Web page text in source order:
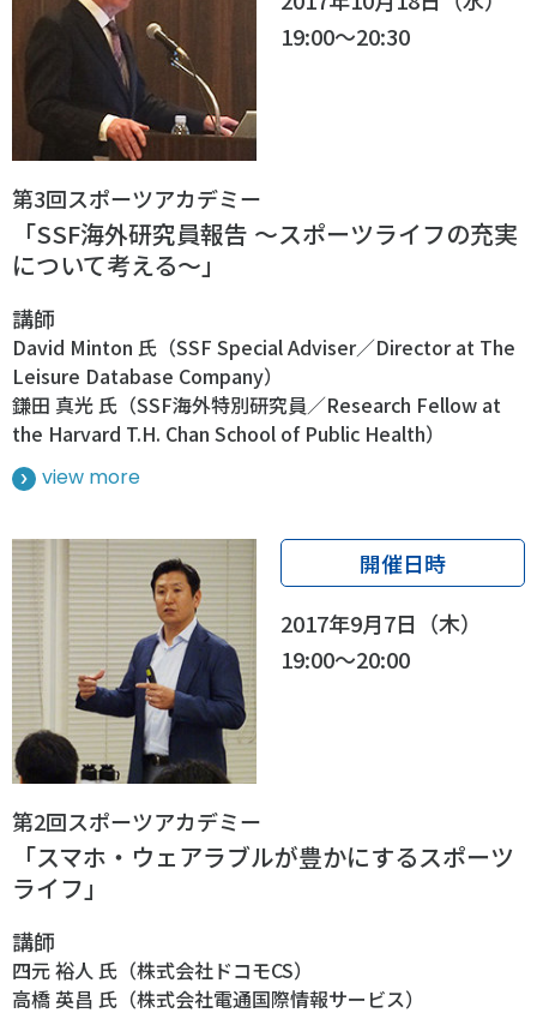
19:00～20:30
第3回スポーツアカデミー
「SSF海外研究員報告 ～スポーツライフの充実
について考える～」
講師
David Minton 氏（SSF Special Adviser／Director at The
Leisure Database Company）
鎌田 真光 氏（SSF海外特別研究員／Research Fellow at
the Harvard T.H. Chan School of Public Health）
view more
開催日時
2017年9月7日（木）
19:00～20:00
第2回スポーツアカデミー
「スマホ・ウェアラブルが豊かにするスポーツ
ライフ」
講師
四元 裕人 氏（株式会社ドコモCS）
高橋 英昌 氏（株式会社電通国際情報サービス）